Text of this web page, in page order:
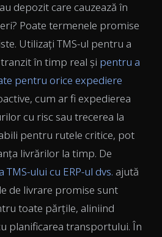
depozit care cauzează în
Poate termenele promise
Utilizați TMS-ul pentru a
în timp real și pentru a
pentru orice expediere
cum ar fi expedierea
cu risc sau trecerea la
pentru rutele critice, pot
livrărilor la timp. De
TMS-ului cu ERP-ul dvs. ajută
de livrare promise sunt
toate părțile, aliniind
planificarea transportului. În